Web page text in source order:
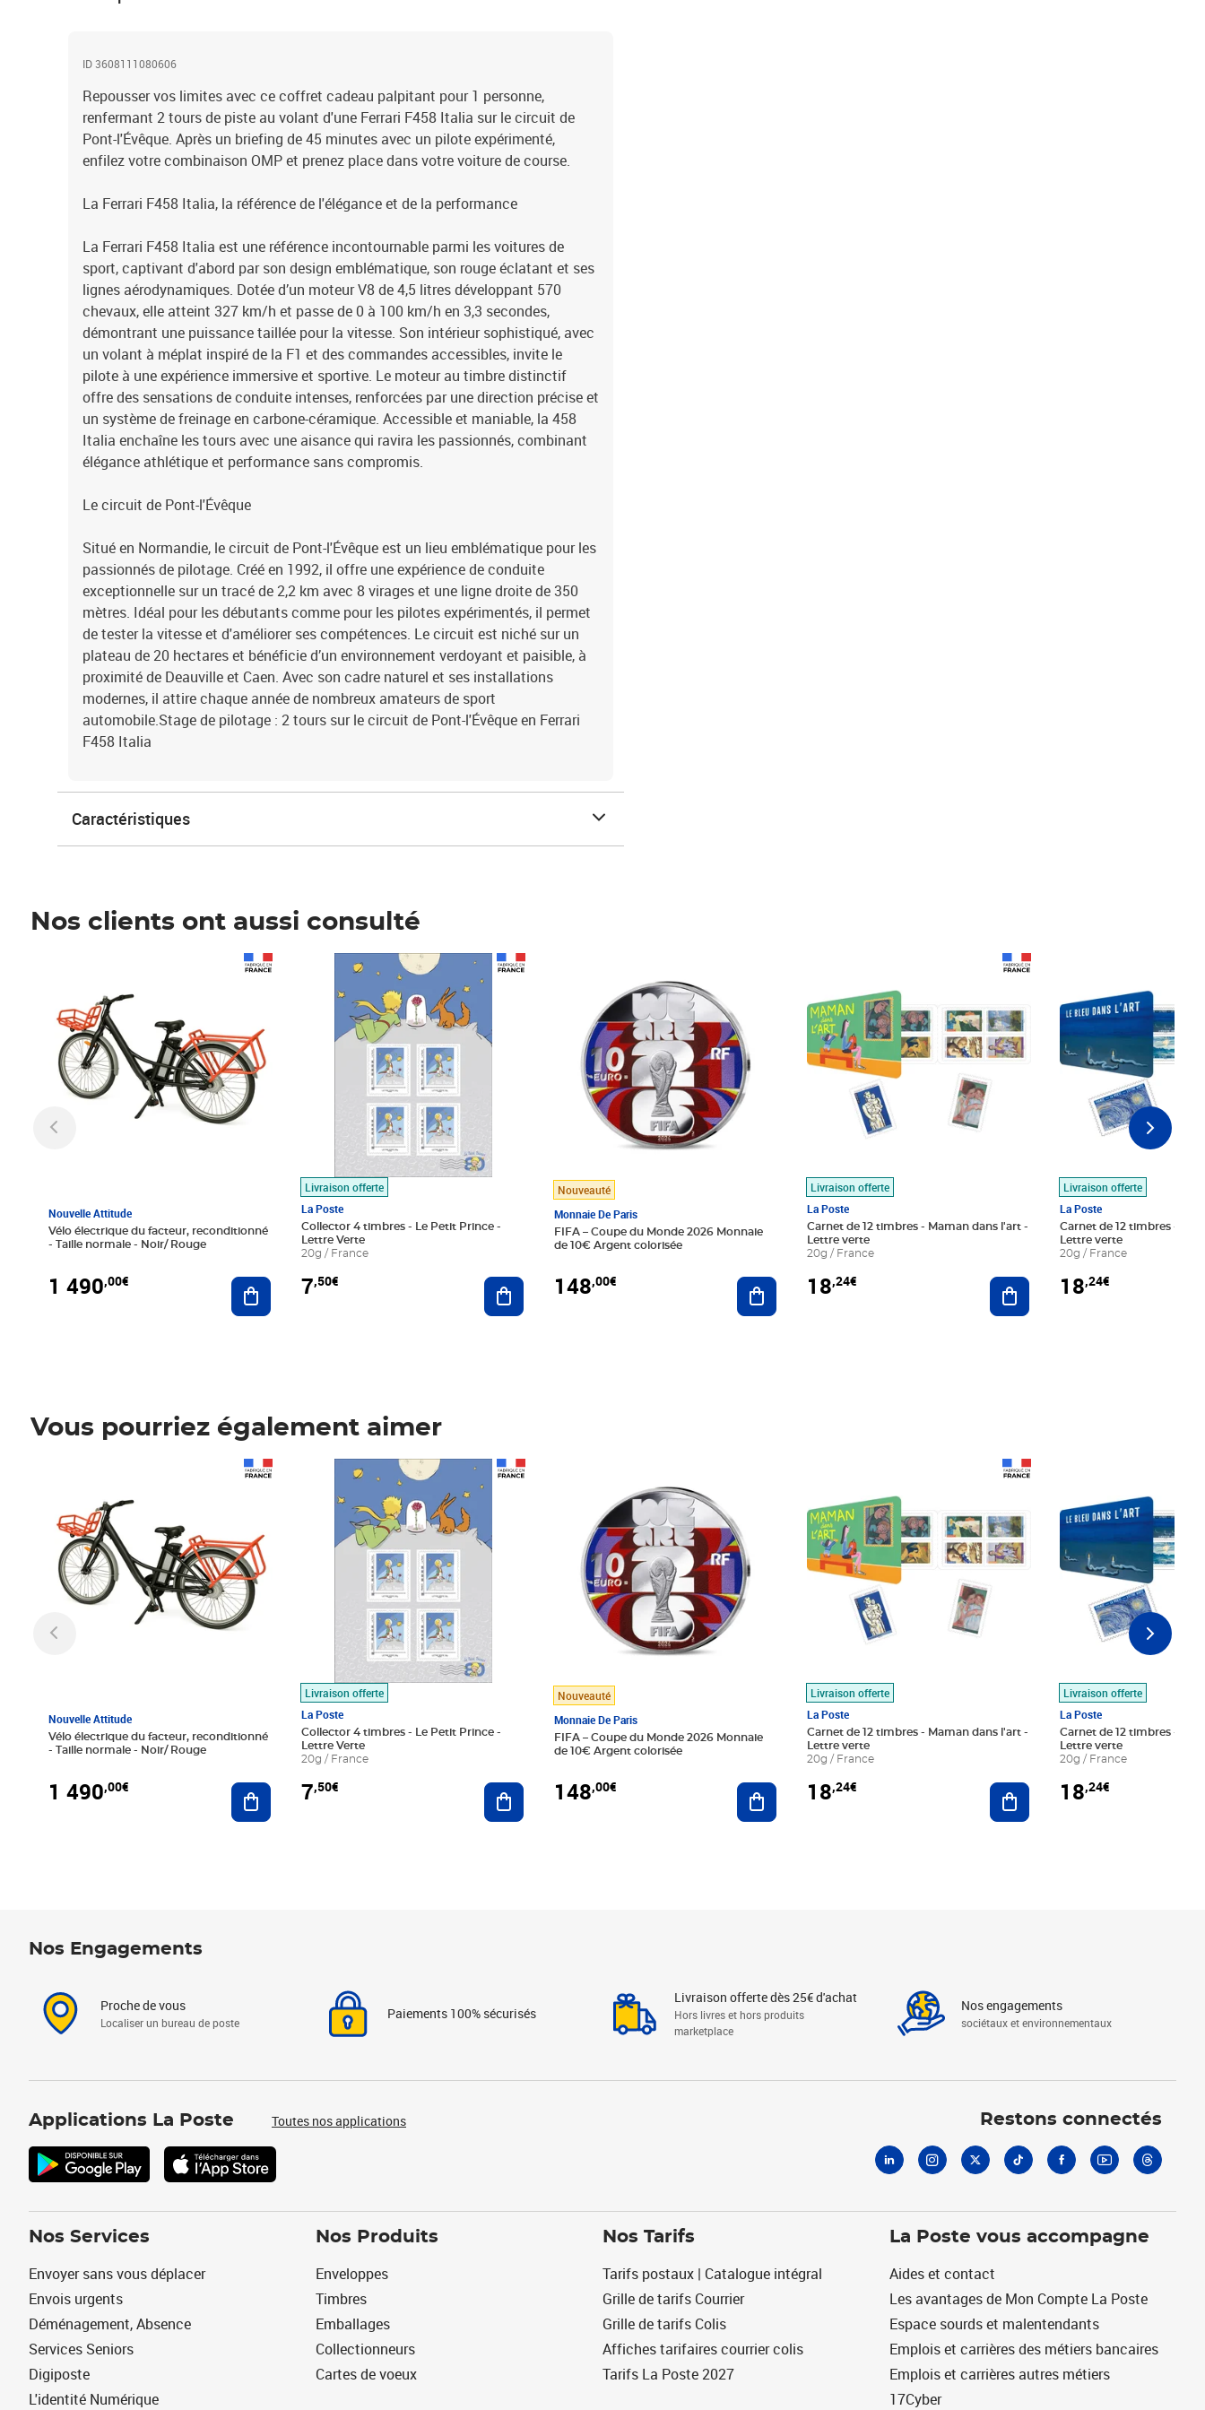
ID 3608111080606
Repousser vos limites avec ce coffret cadeau palpitant pour 1 personne,
renfermant 2 tours de piste au volant d'une Ferrari F458 Italia sur le circuit de
Pont-l'Évêque. Après un briefing de 45 minutes avec un pilote expérimenté,
enfilez votre combinaison OMP et prenez place dans votre voiture de course.
La Ferrari F458 Italia, la référence de l'élégance et de la performance
La Ferrari F458 Italia est une référence incontournable parmi les voitures de
sport, captivant d'abord par son design emblématique, son rouge éclatant et ses
lignes aérodynamiques. Dotée d’un moteur V8 de 4,5 litres développant 570
chevaux, elle atteint 327 km/h et passe de 0 à 100 km/h en 3,3 secondes,
démontrant une puissance taillée pour la vitesse. Son intérieur sophistiqué, avec
un volant à méplat inspiré de la F1 et des commandes accessibles, invite le
pilote à une expérience immersive et sportive. Le moteur au timbre distinctif
offre des sensations de conduite intenses, renforcées par une direction précise et
un système de freinage en carbone-céramique. Accessible et maniable, la 458
Italia enchaîne les tours avec une aisance qui ravira les passionnés, combinant
élégance athlétique et performance sans compromis.
Le circuit de Pont-l'Évêque
Situé en Normandie, le circuit de Pont-l'Évêque est un lieu emblématique pour les
passionnés de pilotage. Créé en 1992, il offre une expérience de conduite
exceptionnelle sur un tracé de 2,2 km avec 8 virages et une ligne droite de 350
mètres. Idéal pour les débutants comme pour les pilotes expérimentés, il permet
de tester la vitesse et d'améliorer ses compétences. Le circuit est niché sur un
plateau de 20 hectares et bénéficie d’un environnement verdoyant et paisible, à
proximité de Deauville et Caen. Avec son cadre naturel et ses installations
modernes, il attire chaque année de nombreux amateurs de sport
automobile.Stage de pilotage : 2 tours sur le circuit de Pont-l'Évêque en Ferrari
F458 Italia
Caractéristiques
Nos clients ont aussi consulté
Nouvelle Attitude
Vélo électrique du facteur, reconditionné
- Taille normale - Noir/ Rouge
1 490,00€ Ajouter au panier
Livraison offerte
La Poste
Collector 4 timbres - Le Petit Prince -
Lettre Verte
20g / France
7,50€
Prix 7,50€
Ajouter au panier
Nouveauté
Monnaie De Paris
FIFA – Coupe du Monde 2026 Monnaie
de 10€ Argent colorisée
148,00€ Ajouter au panier
Livraison offerte
La Poste
Carnet de 12 timbres - Maman dans l'art -
Lettre verte
20g / France
18,24€ Ajouter au panier
Livraison offerte
La Poste
Carnet de 12 timbres - Le
Lettre verte
20g / France
18,24€
Vous pourriez également aimer
Nouvelle Attitude
Vélo électrique du facteur, reconditionné
- Taille normale - Noir/ Rouge
1 490,00€ Ajouter au panier
Livraison offerte
La Poste
Collector 4 timbres - Le Petit Prince -
Lettre Verte
20g / France
7,50€
Prix 7,50€
Ajouter au panier
Nouveauté
Monnaie De Paris
FIFA – Coupe du Monde 2026 Monnaie
de 10€ Argent colorisée
148,00€ Ajouter au panier
Livraison offerte
La Poste
Carnet de 12 timbres - Maman dans l'art -
Lettre verte
20g / France
18,24€ Ajouter au panier
Livraison offerte
La Poste
Carnet de 12 timbres - Le
Lettre verte
20g / France
18,24€
Nos Engagements
Proche de vous
Localiser un bureau de poste
Paiements 100% sécurisés
Livraison offerte dès 25€ d'achat
Hors livres et hors produits
marketplace
Nos engagements
sociétaux et environnementaux
Applications La Poste Toutes nos applications Restons connectés
Nos Services
Envoyer sans vous déplacer
Envois urgents
Déménagement, Absence
Services Seniors
Digiposte
L'identité Numérique
Nos Produits
Enveloppes
Timbres
Emballages
Collectionneurs
Cartes de voeux
Nos Tarifs
Tarifs postaux | Catalogue intégral
Grille de tarifs Courrier
Grille de tarifs Colis
Affiches tarifaires courrier colis
Tarifs La Poste 2027
La Poste vous accompagne
Aides et contact
Les avantages de Mon Compte La Poste
Espace sourds et malentendants
Emplois et carrières des métiers bancaires
Emplois et carrières autres métiers
17Cyber